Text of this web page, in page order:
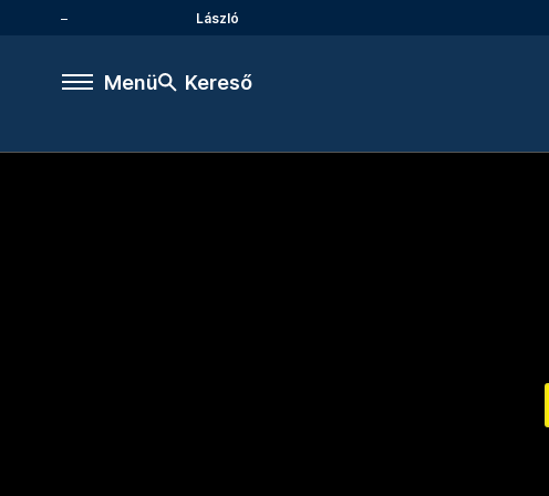
László
Menü Kereső